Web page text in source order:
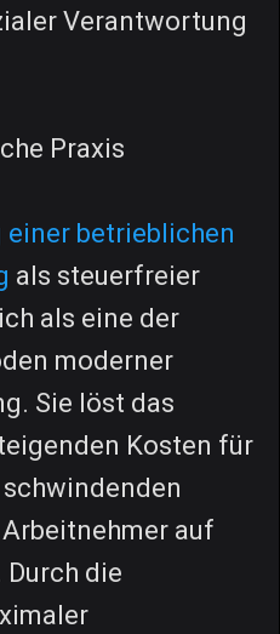
Verantwortung
Praxis
betrieblichen
als steuerfreier
als eine der
moderner
Sie löst das
Kosten für
auf
die